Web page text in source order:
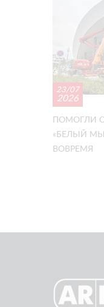
23/07
2026
ПОМОГЛИ
«БЕЛЫЙ
ВОВРЕМЯ